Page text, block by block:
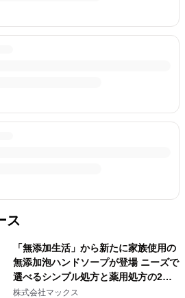
ス
「無添加生活」から新たに家族使用の
無添加泡ハンドソープが登場 ニーズで
選べるシンプル処方と薬用処方の2タ
イプを発売
株式会社マックス